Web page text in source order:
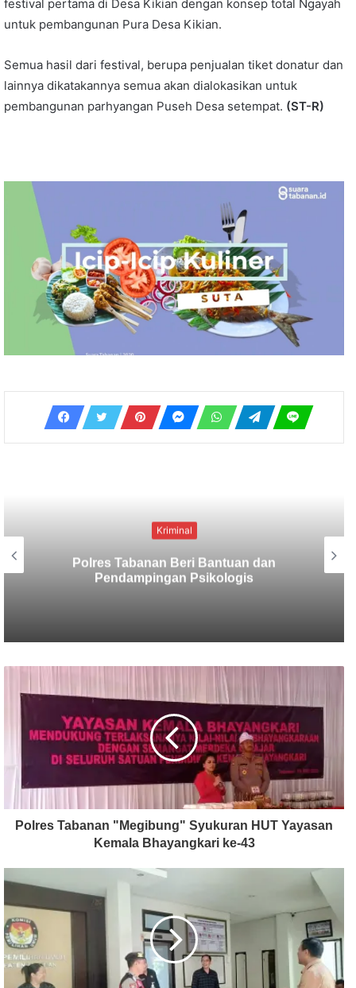
festival pertama di Desa Kikian dengan konsep total Ngayah
untuk pembangunan Pura Desa Kikian.
Semua hasil dari festival, berupa penjualan tiket donatur dan
lainnya dikatakannya semua akan dialokasikan untuk
pembangunan parhyangan Puseh Desa setempat. (ST-R)
Kriminal
Berbekal CCTV, Pelaku Tabrak Lari
Terungkap
Polres Tabanan "Megibung" Syukuran HUT Yayasan
Kemala Bhayangkari ke-43